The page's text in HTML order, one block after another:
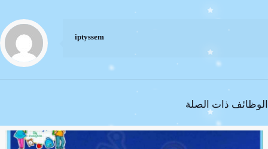
iptyssem
الوظائف ذات الصلة